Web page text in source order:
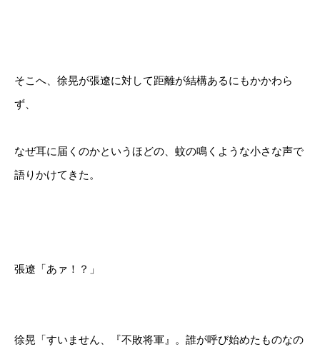
そこへ、徐晃が張遼に対して距離が結構あるにもかかわら
ず、
なぜ耳に届くのかというほどの、蚊の鳴くような小さな声で
語りかけてきた。
張遼「あァ！？」
徐晃「すいません、『不敗将軍』。誰が呼び始めたものなの